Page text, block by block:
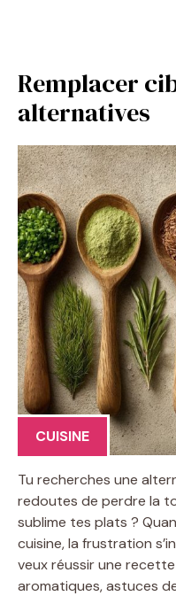
Remplacer
alternatives
CUISINE
Tu recherches une
redoutes de perdre la
sublime tes plats ?
cuisine, la frustration
veux réussir une
aromatiques, astuces